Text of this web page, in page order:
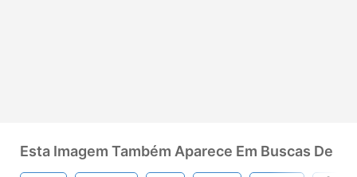
Esta Imagem Também Aparece Em Buscas De